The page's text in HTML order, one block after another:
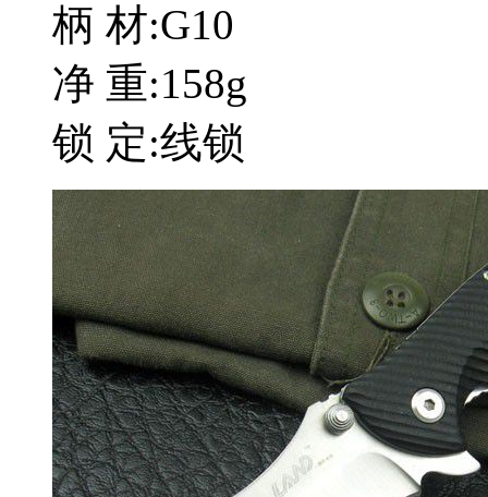
柄 材:G10
净 重:158g
锁 定:线锁